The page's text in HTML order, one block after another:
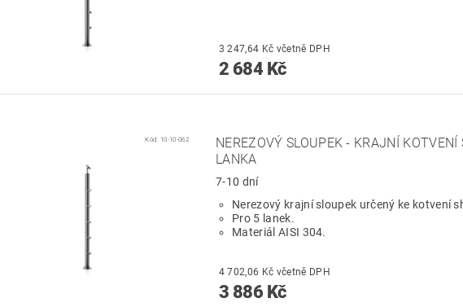
3 247,64 Kč včetně DPH
2 684 Kč
Kód: 10-10-062
NEREZOVÝ SLOUPEK - KRAJNÍ
LANKA
7-10 dní
Nerezový krajní sloupek určený ke kotvení
Pro 5 lanek.
Materiál AISI 304.
4 702,06 Kč včetně DPH
3 886 Kč